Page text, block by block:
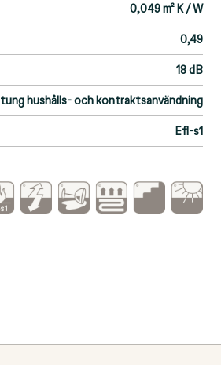
0,049 m² K / W
0,49
18 dB
tung hushålls- och kontraktsanvändning
Efl-s1